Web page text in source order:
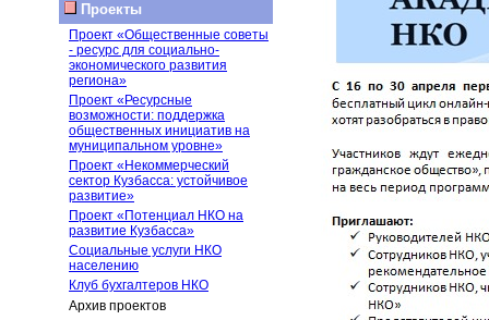
Проекты
Проект «Общественные советы
- ресурс для социально-
экономического развития
региона»
Проект «Ресурсные
возможности: поддержка
общественных инициатив на
муниципальном уровне»
Проект «Некоммерческий
сектор Кузбасса: устойчивое
развитие»
Проект «Потенциал НКО на
развитие Кузбасса»
Социальные услуги НКО
населению
Клуб бухгалтеров НКО
Архив проектов